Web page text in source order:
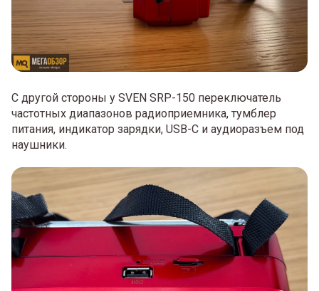
С другой стороны у SVEN SRP-150 переключатель
частотных диапазонов радиоприемника, тумблер
питания, индикатор зарядки, USB-C и аудиоразъем под
наушники.